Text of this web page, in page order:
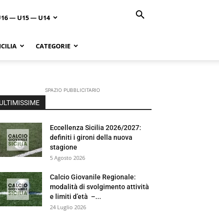
— U15 — U14
CATEGORIE
SPAZIO PUBBLICITARIO
Eccellenza Sicilia 2026/2027:
definiti i gironi della nuova
stagione
5 Agosto 2026
Calcio Giovanile Regionale:
modalità di svolgimento attività
e limiti d’età –...
24 Luglio 2026